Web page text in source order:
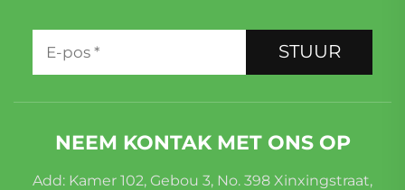
STUUR
NEEM KONTAK MET ONS OP
Add: Kamer 102, Gebou 3, No. 398 Xinxingstraat,